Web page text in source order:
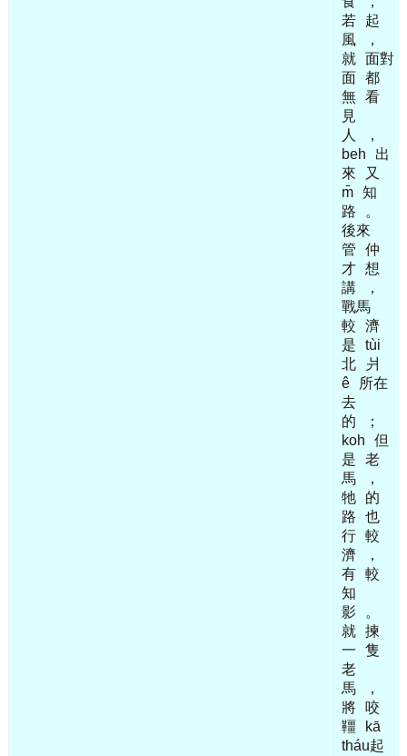
若
起
風
，
就 面對
面 都
無 看
見
人
，
beh
出
來
又
m̄ 知
路
。
後來
管
仲
才 想
講
，
戰馬
較
濟
是
tùi
北
爿
ê
所在
去
的
；
koh
但
是
老
馬
，
牠
的
路
也
行 較
濟
，
有 較
知
影
。
就 揀
一
隻
老
馬
，
將
咬
韁
kā
tháu起